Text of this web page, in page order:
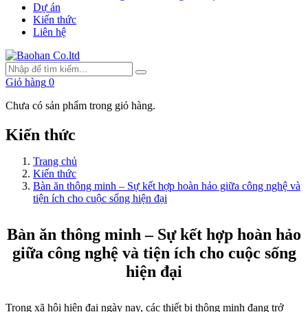
Dự án
Kiến thức
Liên hệ
Giỏ hàng 0
Chưa có sản phẩm trong giỏ hàng.
Kiến thức
Trang chủ
Kiến thức
Bàn ăn thông minh – Sự kết hợp hoàn hảo giữa công nghệ và
tiện ích cho cuộc sống hiện đại
Bàn ăn thông minh – Sự kết hợp hoàn hảo
giữa công nghệ và tiện ích cho cuộc sống
hiện đại
Trong xã hội hiện đại ngày nay, các thiết bị thông minh đang trở